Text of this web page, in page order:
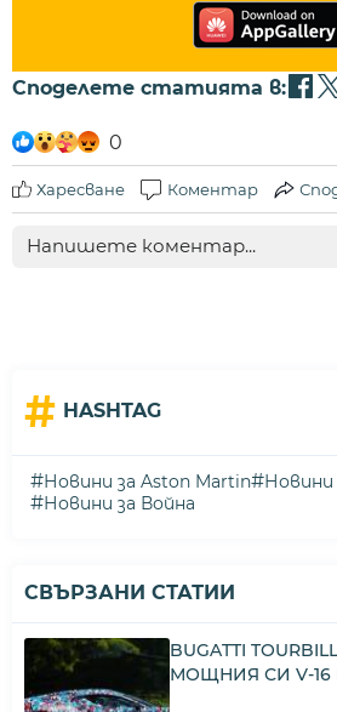
Споделете статията в:
0
Харесване Коментар
# HASHTAG
#Новини за Aston Martin#Новини
#Новини за Война
СВЪРЗАНИ СТАТИИ
BUGATTI
МОЩНИЯ СИ V-16